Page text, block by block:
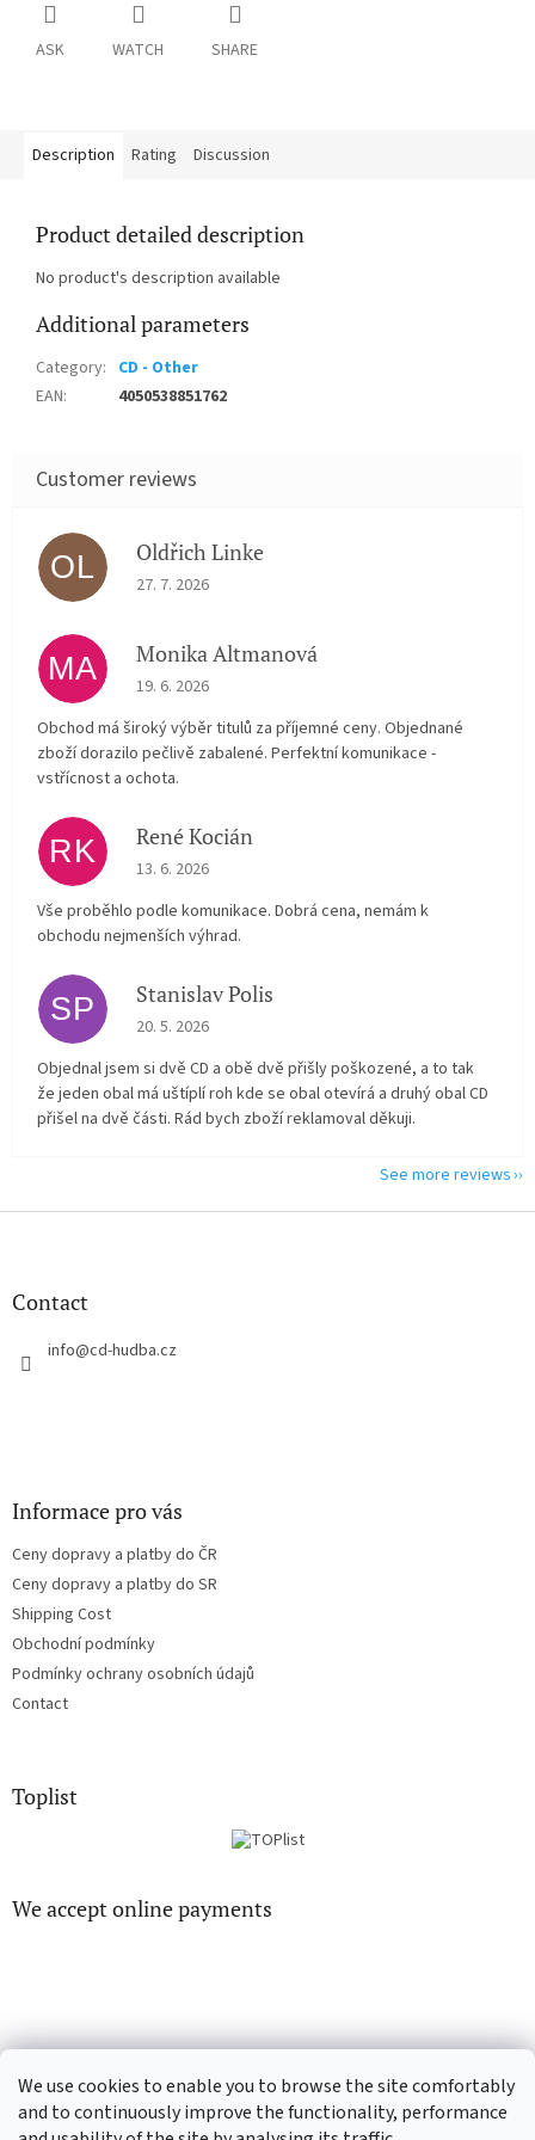
We use cookies to enable you to browse the site comfortably
and to continuously improve the functionality, performance
ASK WATCH SHARE
Description Rating Discussion
Product detailed description
No product's description available
Additional parameters
Category: CD - Other
EAN: 4050538851762
OL Oldřich Linke
The store rating is 5 out of 5 stars.
27. 7. 2026
MA Monika Altmanová
The store rating is 5 out of 5 stars.
19. 6. 2026
Obchod má široký výběr titulů za příjemné ceny. Objednané
zboží dorazilo pečlivě zabalené. Perfektní komunikace -
vstřícnost a ochota.
RK René Kocián
The store rating is 5 out of 5 stars.
13. 6. 2026
Vše proběhlo podle komunikace. Dobrá cena, nemám k
obchodu nejmenších výhrad.
SP Stanislav Polis
The store rating is 2 out of 5 stars.
20. 5. 2026
Objednal jsem si dvě CD a obě dvě přišly poškozené, a to tak
že jeden obal má uštíplí roh kde se obal otevírá a druhý obal CD
přišel na dvě části. Rád bych zboží reklamoval děkuji.
See more reviews
F
Contact
info@cd-hudba.cz
Informace pro vás
Ceny dopravy a platby do ČR
Ceny dopravy a platby do SR
Shipping Cost
Obchodní podmínky
Podmínky ochrany osobních údajů
Contact
Toplist
We accept online payments